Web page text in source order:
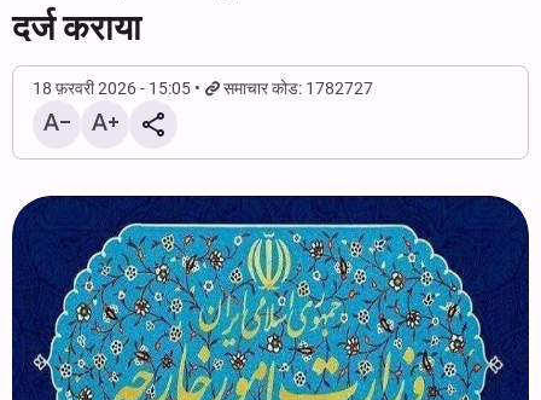
दर्ज कराया
18 फ़रवरी 2026 - 15:05 समाचार कोड: 1782727